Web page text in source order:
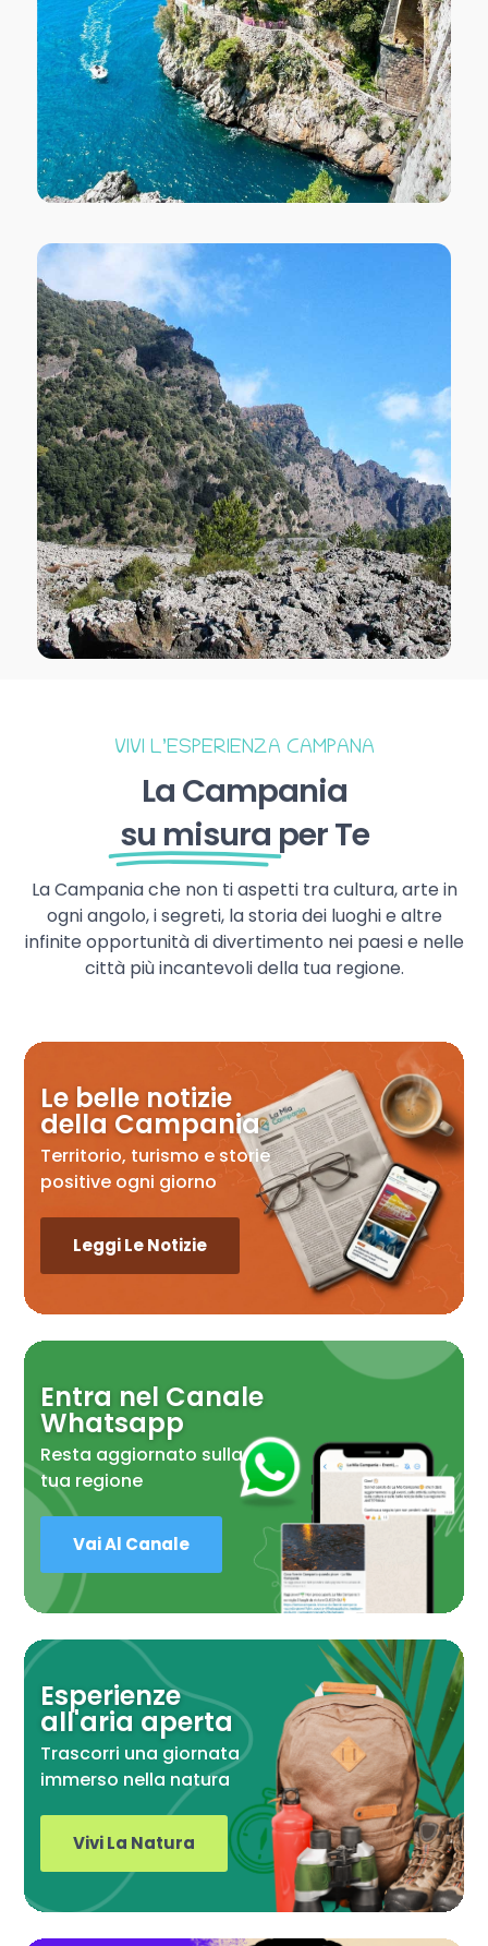
VIVI L’ESPERIENZA CAMPANA
La Campania
su misura per Te
La Campania che non ti aspetti tra cultura, arte in
ogni angolo, i segreti, la storia dei luoghi e altre
infinite opportunità di divertimento nei paesi e nelle
città più incantevoli della tua regione.
Le belle notizie
della Campania
Territorio, turismo e storie
positive ogni giorno
Leggi Le Notizie
Entra nel Canale
Whatsapp
Resta aggiornato sulla
tua regione
Vai Al Canale
Esperienze
all'aria aperta
Trascorri una giornata
immerso nella natura
Vivi La Natura